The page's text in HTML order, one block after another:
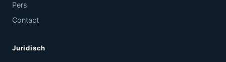
Pers
Contact
Juridisch